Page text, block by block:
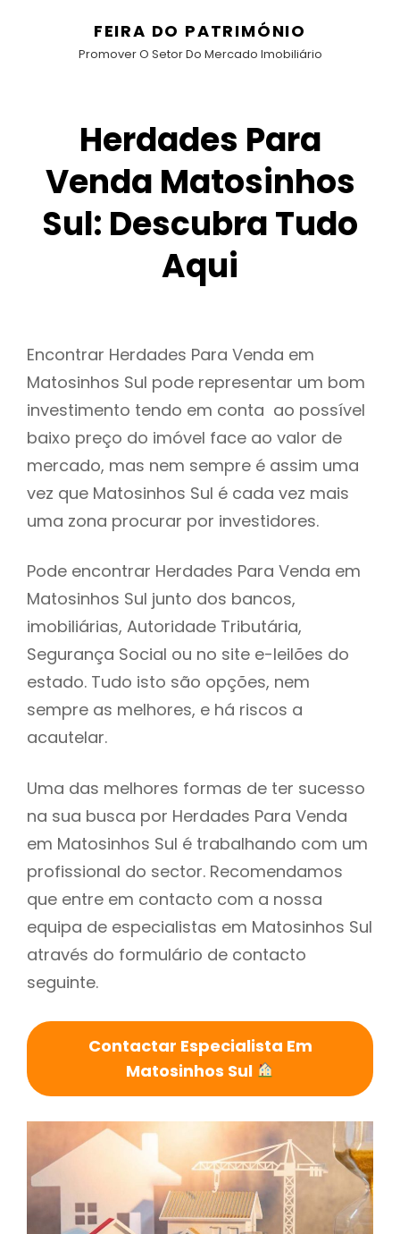
FEIRA DO PATRIMÓNIO
Promover O Setor Do Mercado Imobiliário
Herdades Para
Venda Matosinhos
Sul: Descubra Tudo
Aqui
Encontrar Herdades Para Venda em
Matosinhos Sul pode representar um bom
investimento tendo em conta ao possível
baixo preço do imóvel face ao valor de
mercado, mas nem sempre é assim uma
vez que Matosinhos Sul é cada vez mais
uma zona procurar por investidores.
Pode encontrar Herdades Para Venda em
Matosinhos Sul junto dos bancos,
imobiliárias, Autoridade Tributária,
Segurança Social ou no site e-leilões do
estado. Tudo isto são opções, nem
sempre as melhores, e há riscos a
acautelar.
Uma das melhores formas de ter sucesso
na sua busca por Herdades Para Venda
em Matosinhos Sul é trabalhando com um
profissional do sector. Recomendamos
que entre em contacto com a nossa
equipa de especialistas em Matosinhos Sul
através do formulário de contacto
seguinte.
Contactar Especialista Em
Matosinhos Sul